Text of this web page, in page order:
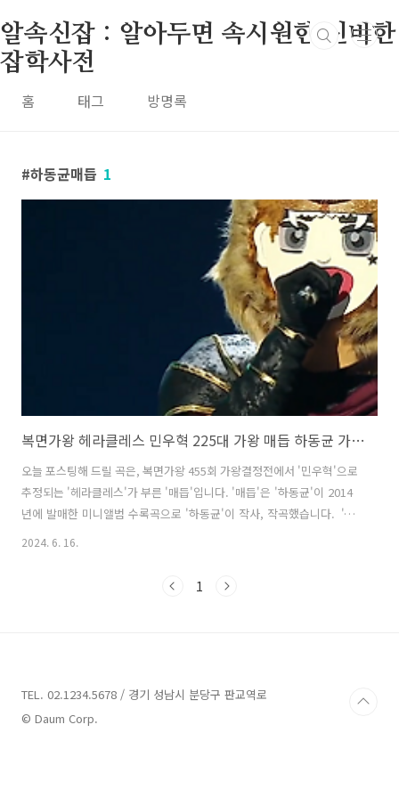
알속신잡 : 알아두면 속시원한 신비한
잡학사전
홈 태그 방명록
하동균매듭 1
복면가왕 헤라클레스 민우혁 225대 가왕 매듭 하동균 가사 노래 뮤비 곡정보
오늘 포스팅해 드릴 곡은, 복면가왕 455회 가왕결정전에서 '민우혁'으로
추정되는 '헤라클레스'가 부른 '매듭'입니다. '매듭'은 '하동균'이 2014
년에 발매한 미니앨범 수록곡으로 '하동균'이 작사, 작곡했습니다. '헤
라클레스'가 도입부에서는 감미롭고 부드럽게 말하듯이 노래를 시작해
심이 담긴 목소리로 사람들의 마음을 묘하게 끌어당겼고, 파워풀한 가창
2024. 6. 16.
1
TEL. 02.1234.5678 / 경기 성남시 분당구 판교역로
© Daum Corp.